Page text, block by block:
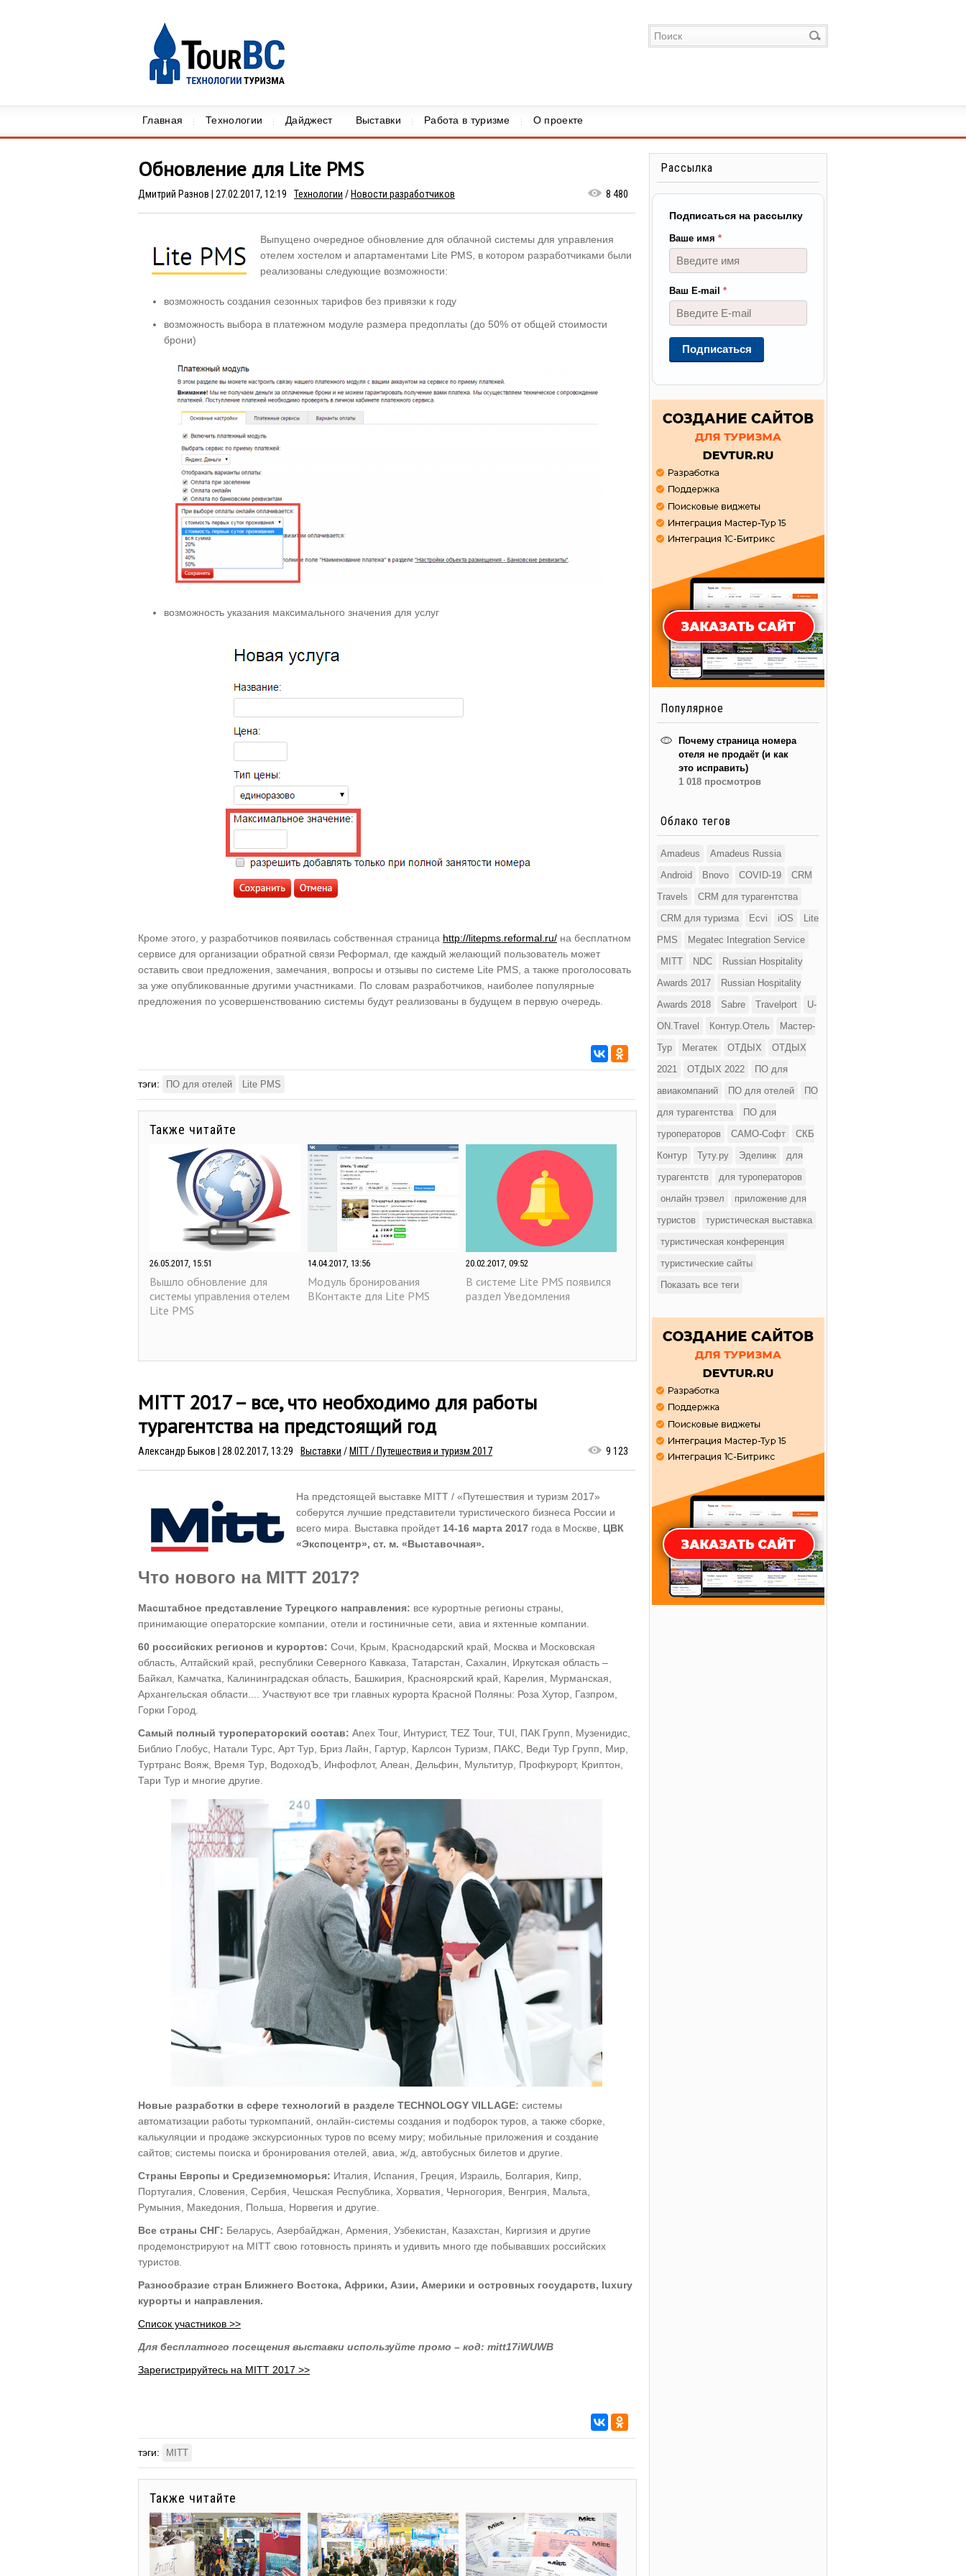
Главная Технологии Дайджест Выставки Работа в туризме О проекте
Обновление для Lite PMS
Дмитрий Разнов | 27.02.2017, 12:19 Технологии / Новости разработчиков 8 480
Выпущено очередное обновление для облачной системы для управления
отелем хостелом и апартаментами Lite PMS, в котором разработчиками были
реализованы следующие возможности:
возможность создания сезонных тарифов без привязки к году
возможность выбора в платежном модуле размера предоплаты (до 50% от общей стоимости
брони)
возможность указания максимального значения для услуг
Кроме этого, у разработчиков появилась собственная страница http://litepms.reformal.ru/ на бесплатном
сервисе для организации обратной связи Реформал, где каждый желающий пользователь может
оставить свои предложения, замечания, вопросы и отзывы по системе Lite PMS, а также проголосовать
за уже опубликованные другими участниками. По словам разработчиков, наиболее популярные
предложения по усовершенствованию системы будут реализованы в будущем в первую очередь.
тэги: ПО для отелей Lite PMS
Также читайте
26.05.2017, 15:51
Вышло обновление для
системы управления отелем
Lite PMS
14.04.2017, 13:56
Модуль бронирования
ВКонтакте для Lite PMS
20.02.2017, 09:52
В системе Lite PMS появился
раздел Уведомления
Создание резервных копий и
восстановление данных в
Lite PMS
В системе Lite PMS появился
модуль Задачи
MITT 2017 – все, что необходимо для работы
турагентства на предстоящий год
Александр Быков | 28.02.2017, 13:29 Выставки / MITT / Путешествия и туризм 2017 9 123
На предстоящей выставке MITT / «Путешествия и туризм 2017»
соберутся лучшие представители туристического бизнеса России и
всего мира. Выставка пройдет 14-16 марта 2017 года в Москве, ЦВК
«Экспоцентр», ст. м. «Выставочная».
Что нового на MITT 2017?
Масштабное представление Турецкого направления: все курортные регионы страны,
принимающие операторские компании, отели и гостиничные сети, авиа и яхтенные компании.
60 российских регионов и курортов: Сочи, Крым, Краснодарский край, Москва и Московская
область, Алтайский край, республики Северного Кавказа, Татарстан, Сахалин, Иркутская область –
Байкал, Камчатка, Калининградская область, Башкирия, Красноярский край, Карелия, Мурманская,
Архангельская области.... Участвуют все три главных курорта Красной Поляны: Роза Хутор, Газпром,
Горки Город.
Самый полный туроператорский состав: Anex Tour, Интурист, TEZ Tour, TUI, ПАК Групп, Mузенидис,
Библио Глобус, Натали Турс, Арт Тур, Бриз Лайн, Гартур, Карлсон Туризм, ПАКС, Веди Тур Групп, Мир,
Туртранс Вояж, Время Тур, ВодоходЪ, Инфофлот, Алеан, Дельфин, Мультитур, Профкурорт, Криптон,
Тари Тур и многие другие.
Новые разработки в сфере технологий в разделе TECHNOLOGY VILLAGE: системы
автоматизации работы туркомпаний, онлайн-системы создания и подборок туров, а также сборке,
калькуляции и продаже экскурсионных туров по всему миру; мобильные приложения и создание
сайтов; системы поиска и бронирования отелей, авиа, ж/д, автобусных билетов и другие.
Страны Европы и Средиземноморья: Италия, Испания, Греция, Израиль, Болгария, Кипр,
Португалия, Словения, Сербия, Чешская Республика, Хорватия, Черногория, Венгрия, Мальта,
Румыния, Македония, Польша, Норвегия и другие.
Все страны СНГ: Беларусь, Азербайджан, Армения, Узбекистан, Казахстан, Киргизия и другие
продемонстрируют на MITT свою готовность принять и удивить много где побывавших российских
туристов.
Разнообразие стран Ближнего Востока, Африки, Азии, Америки и островных государств, luxury
курорты и направления.
Список участников >>
Для бесплатного посещения выставки используйте промо – код: mitt17iWUWB
Зарегистрируйтесь на MITT 2017 >>
тэги: MITT
Также читайте
Рассылка
Подписаться на рассылку
Ваше имя *
Ваш E-mail *
Подписаться
Популярное
Почему страница номера
отеля не продаёт (и как
это исправить)
1 018 просмотров
Облако тегов
Amadeus
Amadeus Russia
Android
Bnovo COVID-19
CRM
Travels
CRM для турагентства
CRM для туризма
Ecvi iOS
Lite
PMS
Megatec Integration Service
MITT
NDC
Russian Hospitality
Awards 2017
Russian Hospitality
Awards 2018
Sabre Travelport
U-
ON.Travel
Контур.Отель
Мастер-
Тур
Мегатек ОТДЫХ
ОТДЫХ
2021
ОТДЫХ 2022
ПО для
авиакомпаний
ПО для отелей
ПО
для турагентства
ПО для
туроператоров
САМО-Софт
СКБ
Контур
Туту.ру Эделинк
для
турагентств
для туроператоров
онлайн трэвел
приложение для
туристов
туристическая выставка
туристическая конференция
туристические сайты
Показать все теги